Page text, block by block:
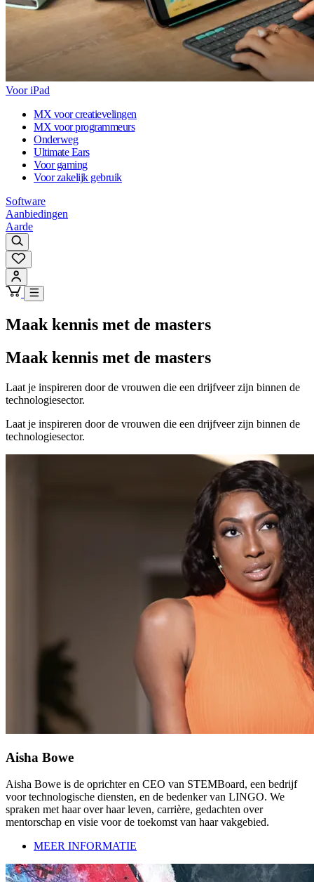
Voor iPad
MX voor creatievelingen
MX voor programmeurs
Onderweg
Ultimate Ears
Voor gaming
Voor zakelijk gebruik
Software
Aanbiedingen
Aarde
Maak kennis met de masters
Maak kennis met de masters
Laat je inspireren door de vrouwen die een drijfveer zijn binnen de
technologiesector.
Laat je inspireren door de vrouwen die een drijfveer zijn binnen de
technologiesector.
Aisha Bowe
Aisha Bowe is de oprichter en CEO van STEMBoard, een bedrijf
voor technologische diensten, en de bedenker van LINGO. We
spraken met haar over haar leven, carrière, gedachten over
mentorschap en visie voor de toekomst van haar vakgebied.
MEER INFORMATIE